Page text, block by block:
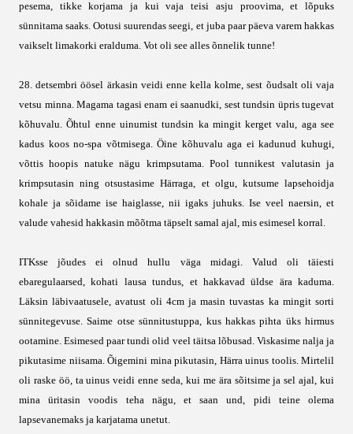
pesema, tikke korjama ja kui vaja teisi asju proovima, et lõpuks
sünnitama saaks. Ootusi suurendas seegi, et juba paar päeva varem hakkas
vaikselt limakorki eralduma. Vot oli see alles õnnelik tunne!
28. detsembri öösel ärkasin veidi enne kella kolme, sest õudsalt oli vaja
vetsu minna. Magama tagasi enam ei saanudki, sest tundsin üpris tugevat
kõhuvalu. Õhtul enne uinumist tundsin ka mingit kerget valu, aga see
kadus koos no-spa võtmisega. Öine kõhuvalu aga ei kadunud kuhugi,
võttis hoopis natuke nägu krimpsutama. Pool tunnikest valutasin ja
krimpsutasin ning otsustasime Härraga, et olgu, kutsume lapsehoidja
kohale ja sõidame ise haiglasse, nii igaks juhuks. Ise veel naersin, et
valude vahesid hakkasin mõõtma täpselt samal ajal, mis esimesel korral.
ITKsse jõudes ei olnud hullu väga midagi. Valud oli täiesti
ebaregulaarsed, kohati lausa tundus, et hakkavad üldse ära kaduma.
Läksin läbivaatusele, avatust oli 4cm ja masin tuvastas ka mingit sorti
sünnitegevuse. Saime otse sünnitustuppa, kus hakkas pihta üks hirmus
ootamine. Esimesed paar tundi olid veel täitsa lõbusad. Viskasime nalja ja
pikutasime niisama. Õigemini mina pikutasin, Härra uinus toolis. Mirtelil
oli raske öö, ta uinus veidi enne seda, kui me ära sõitsime ja sel ajal, kui
mina üritasin voodis teha nägu, et saan und, pidi teine olema
lapsevanemaks ja karjatama unetut.